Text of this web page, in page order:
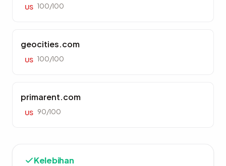
US 100/100
geocities.com
US 100/100
primarent.com
US 90/100
Kelebihan